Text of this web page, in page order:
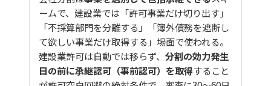
ームで、建設業では「許可事業だけ切り出す」
「不採算部門を分離する」「簿外債務を遮断し
て欲しい事業だけ取得する」場面で使われる。
建設業許可は自動では移らず、分割の効力発生
日の前に承継認可（事前認可）を取得すること